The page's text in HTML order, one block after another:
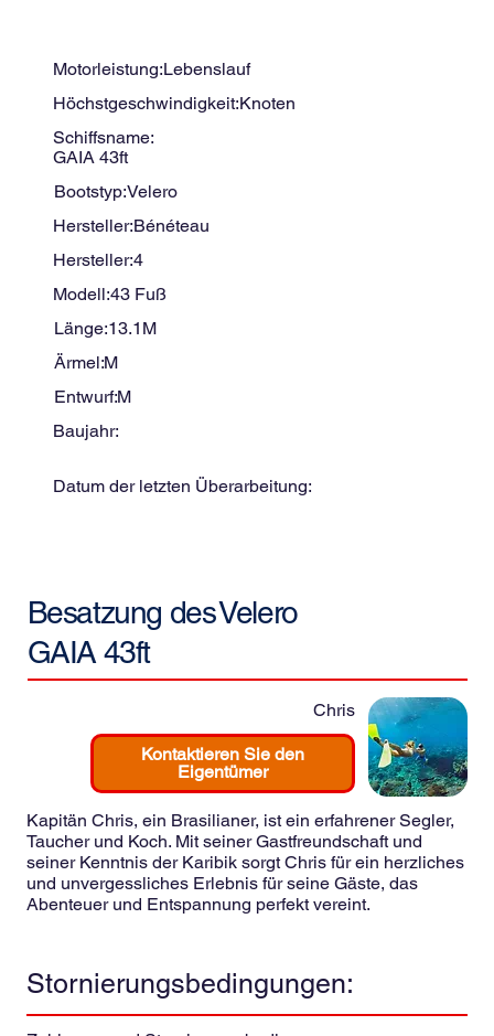
Motorleistung:Lebenslauf
Höchstgeschwindigkeit:Knoten
Schiffsname:
GAIA 43ft
Bootstyp:Velero
Hersteller:Bénéteau
Hersteller:4
Modell:43 Fuß
Länge:13.1 M
Ärmel:M
Entwurf:M
Baujahr:
Datum der letzten Überarbeitung:
Besatzung desVelero
GAIA 43ft
Chris
Kontaktieren Sie den
Eigentümer
Kapitän Chris, ein Brasilianer, ist ein erfahrener Segler,
Taucher und Koch. Mit seiner Gastfreundschaft und
seiner Kenntnis der Karibik sorgt Chris für ein herzliches
und unvergessliches Erlebnis für seine Gäste, das
Abenteuer und Entspannung perfekt vereint.
Stornierungsbedingungen: